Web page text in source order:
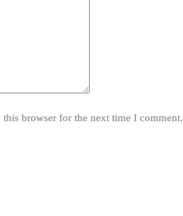
browser for the next time I comment.